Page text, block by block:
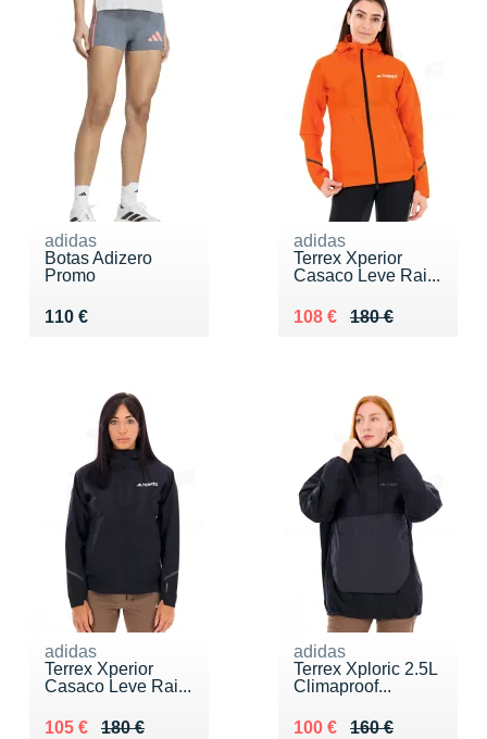
adidas
Botas Adizero
Promo
110 €
Vendu 110 €
adidas
Terrex Xperior
Casaco Leve Rai...
180 €
Au lieu de 180 €
108 €
Vendu 108 €
adidas
Terrex Xperior
Casaco Leve Rai...
180 €
Au lieu de 180 €
105 €
Vendu 105 €
adidas
Terrex Xploric 2.5L
Climaproof...
160 €
Au lieu de 160 €
100 €
Vendu 100 €